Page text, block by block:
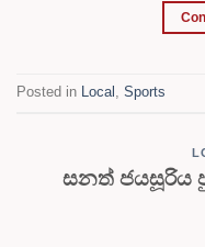
Posted in Local , Sports
සනත් ජයසූරිය